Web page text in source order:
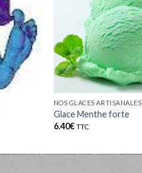
NOS GLACES ARTISANALES
Glace Menthe forte
6.40€ TTC